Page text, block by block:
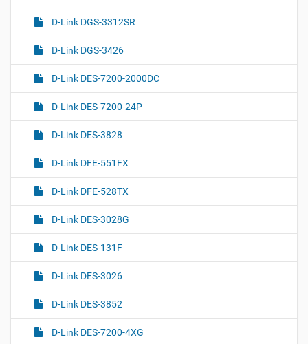
D-Link DGS-3312SR
D-Link DGS-3426
D-Link DES-7200-2000DC
D-Link DES-7200-24P
D-Link DES-3828
D-Link DFE-551FX
D-Link DFE-528TX
D-Link DES-3028G
D-Link DES-131F
D-Link DES-3026
D-Link DES-3852
D-Link DES-7200-4XG